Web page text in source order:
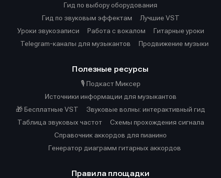
Гид по выбору оборудования
Гид по звуковым эффектам
Лучшие VST
Уроки звукозаписи
Работа с вокалом
Гитарные уроки
Telegram-каналы для музыкантов
Продвижение музыки
Полезные ресурсы
🎙️ Подкаст Миксер
Источники информации для музыкантов
🎁 Бесплатные VST
Звуковые волны: интерактивный гид
Таблица звуковых частот
Cхемы прохождения сигнала
Справочник аккордов для пианино
Генератор диаграмм гитарных аккордов
Правила площадки